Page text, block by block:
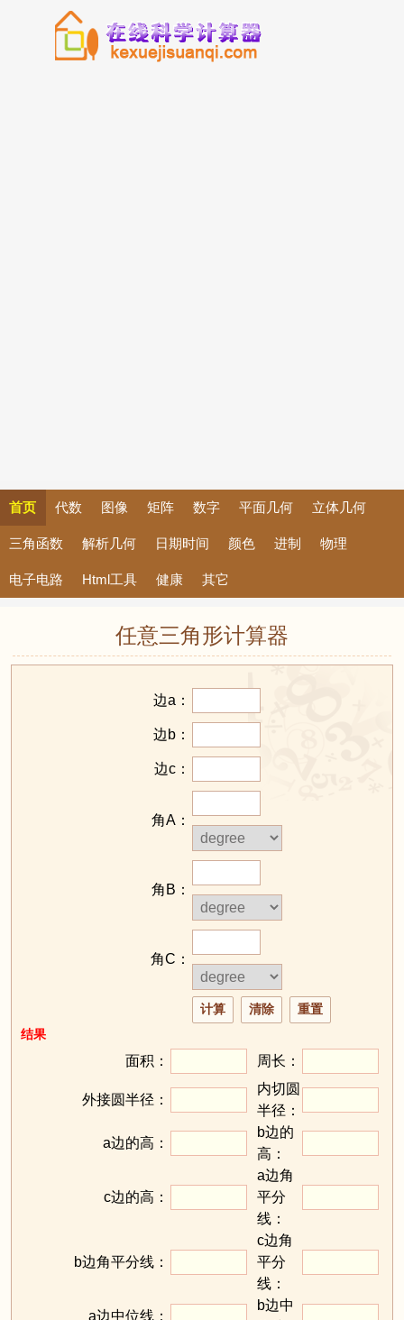
首页 代数 图像 矩阵 数字 平面几何 立体几何
三角函数 解析几何 日期时间 颜色 进制 物理
电子电路 Html工具 健康 其它
任意三角形计算器
边a：
边b：
边c：
角A：
角B：
角C：
结果
面积： 周长：
外接圆半径：
内切圆
半径：
a边的高：
b边的
高：
c边的高：
a边角
平分
线：
b边角平分线：
c边角
平分
线：
a边中位线：
b边中